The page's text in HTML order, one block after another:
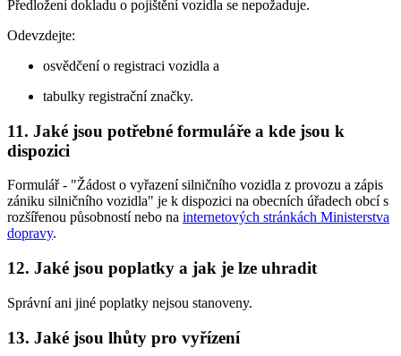
Předložení dokladu o pojištění vozidla se nepožaduje.
Odevzdejte:
osvědčení o registraci vozidla a
tabulky registrační značky.
11. Jaké jsou potřebné formuláře a kde jsou k
dispozici
Formulář - "Žádost o vyřazení silničního vozidla z provozu a zápis
zániku silničního vozidla" je k dispozici na obecních úřadech obcí s
rozšířenou působností nebo na internetových stránkách Ministerstva
dopravy.
12. Jaké jsou poplatky a jak je lze uhradit
Správní ani jiné poplatky nejsou stanoveny.
13. Jaké jsou lhůty pro vyřízení